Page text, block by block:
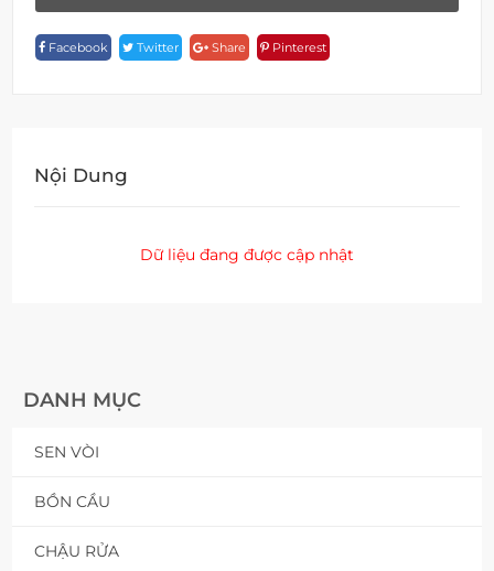
DANH MỤC
SEN VÒI
BỒN CẦU
CHẬU RỬA
1D98
Quantity
Facebook Twitter Share Pinterest
Nội Dung
Dữ liệu đang được cập nhật